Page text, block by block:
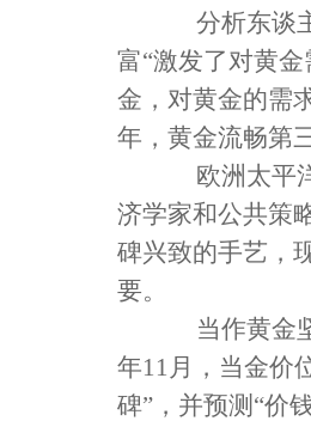
分析东谈主
富“激发了对黄
金，对黄金的需
年，黄金流畅第
欧洲太平洋
济学家和公共策
碑兴致的手艺，
要。
当作黄金坚
年11月，当金价
碑”，并预测“价